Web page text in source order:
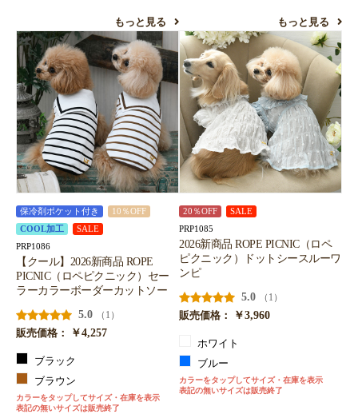
もっと見る もっと見る
保冷剤ポケット付き
10％OFF
COOL加工
SALE
PRP1086
【クール】2026新商品 ROPE
PICNIC（ロペピクニック）セー
ラーカラーボーダーカットソー
5.0
（1）
販売価格：
￥4,257
ブラック
ブラウン
カラーをタップしてサイズ・在庫を表示
表記の無いサイズは販売終了
20％OFF SALE
PRP1085
2026新商品 ROPE PICNIC（ロペ
ピクニック）ドットシースルーワ
ンピ
5.0
（1）
販売価格：
￥3,960
ホワイト
ブルー
カラーをタップしてサイズ・在庫を表示
表記の無いサイズは販売終了